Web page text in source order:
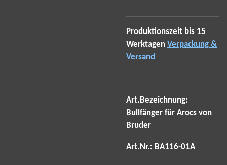
Produktionszeit bis 15
Werktagen Verpackung &
Versand
Art.Bezeichnung:
Bullfänger für Arocs von
Bruder
Art.Nr.: BA116-01A